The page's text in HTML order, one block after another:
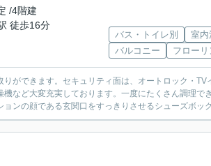
/4階建
徒歩16分
バス・トイレ別 室内
バルコニー
フローリ
ができます。セキュリティ面は、オートロック・TV
など大変充実しております。一度にたくさん調理で
ンの顔である玄関口をすっきりさせるシューズボッ